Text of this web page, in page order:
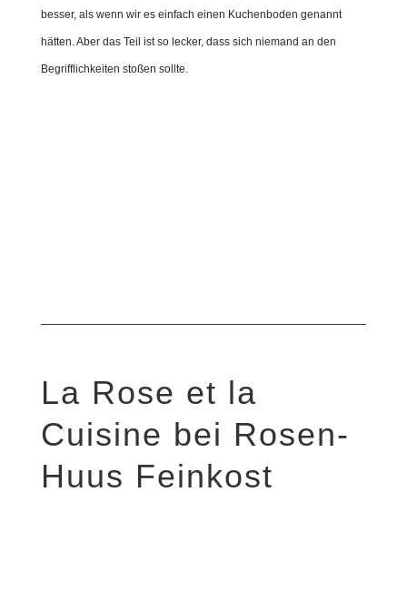
besser, als wenn wir es einfach einen Kuchenboden genannt
hätten. Aber das Teil ist so lecker, dass sich niemand an den
Begrifflichkeiten stoßen sollte.
La Rose et la
Cuisine bei Rosen-
Huus Feinkost